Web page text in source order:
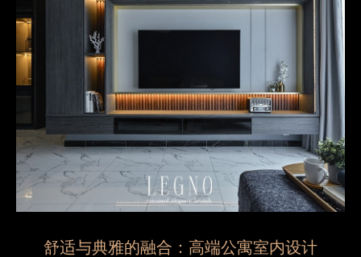
舒适与典雅的融合：高端公寓室内设计